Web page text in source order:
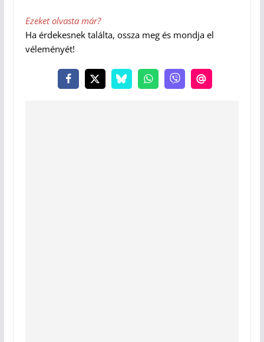
Ezeket olvasta már?
Ha érdekesnek találta, ossza meg és mondja el
véleményét!